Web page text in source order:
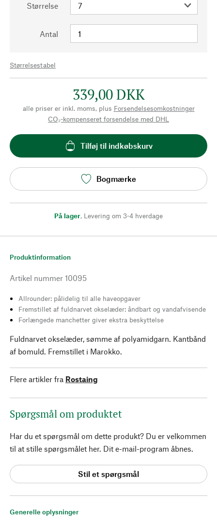
Størrelse
Antal
Størrelsestabel
339,00 DKK
alle priser er inkl. moms, plus Forsendelsesomkostninger
CO₂-kompenseret forsendelse med DHL
Tilføj til indkøbskurv
Bogmærke
På lager, Levering om 3-4 hverdage
Generelle oplysninger
Produktinformation
Artikel nummer 10095
Allrounder: pålidelig til alle haveopgaver
Fremstillet af fuldnarvet okselæder: åndbart og vandafvisende
Forlængede manchetter giver ekstra beskyttelse
Fuldnarvet okselæder, sømme af polyamidgarn. Kantbånd
af bomuld. Fremstillet i Marokko.
Flere artikler fra Rostaing
Spørgsmål om produktet
Har du et spørgsmål om dette produkt? Du er velkommen
til at stille spørgsmålet her. Dit e-mail-program åbnes.
Stil et spørgsmål